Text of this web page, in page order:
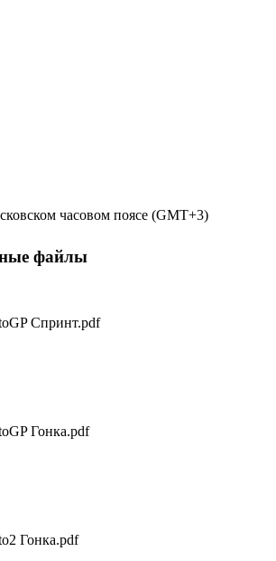
часовом поясе (GMT+3)
файлы
Спринт.pdf
Гонка.pdf
Гонка.pdf